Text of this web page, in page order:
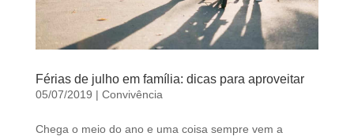
Férias de julho em família: dicas para aproveitar
05/07/2019 | Convivência
Chega o meio do ano e uma coisa sempre vem a